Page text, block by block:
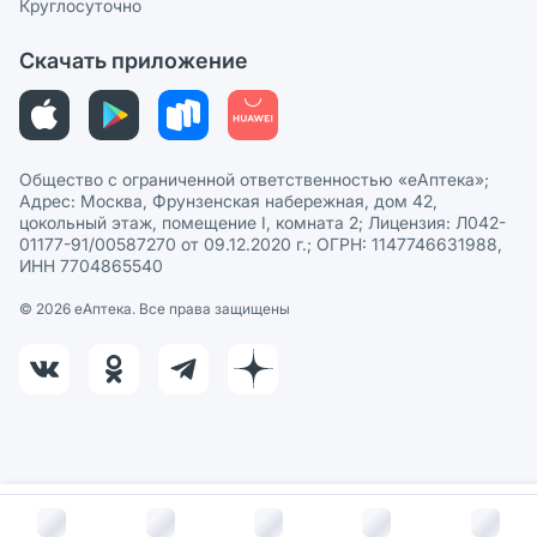
В корзину за
Политика рекомендаций
Этика и соответствие
Политика в отношении обработки персональных данных
Круглосуточно
Скачать приложение
Общество с ограниченной ответственностью «еАптека»;
Адрес: Москва, Фрунзенская набережная, дом 42,
цокольный этаж, помещение I, комната 2; Лицензия: Л042-
01177-91/00587270 от 09.12.2020 г.; ОГРН: 1147746631988,
ИНН 7704865540
© 2026 eАптека. Все права защищены